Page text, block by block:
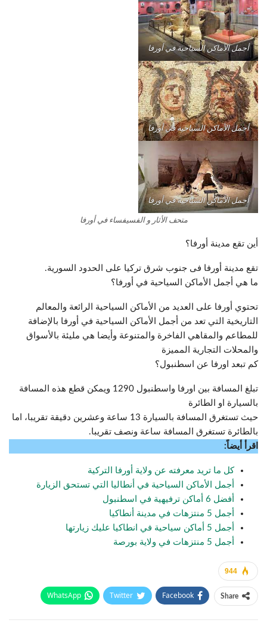
أجمل الأماكن السياحية في أورفا
أجمل الأماكن السياحية في أورفا
أجمل الأماكن السياحية في أورفا
متحف الأثار و الفسيفساء في أورفا
أين تقع مدينة أورفا؟
تقع مدينة أورفا فى جنوب شرق تركيا على الحدود السورية.
ما هي أجمل الأماكن السياحية في أورفا؟
تحتوي أورفا على العديد من الأماكن السياحية الرائعة والمعالم
التاريخية التي تعد من أجمل الأماكن السياحية في أورفا بالإضافة
للمطاعم والمقاهي الفاخرة والمتنوعة وأيضا هي مليئة بالأسواق
والمحلات التجارية المميزة
كم تبعد اورفا عن اسطنبول؟
تبلغ المسافة بين اورفا واسطنبول 1290 ويمكن قطع هذه المسافة
بالسيارة او الطائرة
حيث تستغرق المسافة بالسيارة 13 ساعة وعشرين دقيقة تقريبا، اما
بالطائرة تستغرق المسافة ساعة ونصف تقريبا.
اقرأ أيضاً:
كل ما تريد معرفته عن ولاية أورفا التركية
أجمل الأماكن السياحية في أنطاليا التي تستحق الزيارة
أفضل 6 أماكن ترفيهية في اسطنبول
أجمل 5 منتزهات في مدينة أنطاكيا
أجمل 5 أماكن سياحية في انطاكيا عليك زيارتها
أجمل 5 منتزهات في ولاية بورصة
944
Share
Facebook
Twitter
WhatsApp